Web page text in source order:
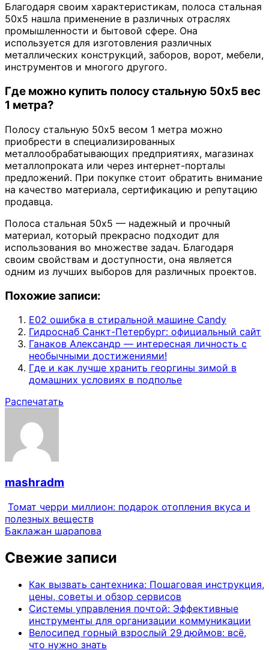
Благодаря своим характеристикам, полоса стальная
50х5 нашла применение в различных отраслях
промышленности и бытовой сфере. Она
используется для изготовления различных
металлических конструкций, заборов, ворот, мебели,
инструментов и многого другого.
Где можно купить полосу стальную 50х5 вес
1 метра?
Полосу стальную 50х5 весом 1 метра можно
приобрести в специализированных
металлообрабатывающих предприятиях, магазинах
металлопроката или через интернет-порталы
предложений. При покупке стоит обратить внимание
на качество материала, сертификацию и репутацию
продавца.
Полоса стальная 50х5 — надежный и прочный
материал, который прекрасно подходит для
использования во множестве задач. Благодаря
своим свойствам и доступности, она является
одним из лучших выборов для различных проектов.
Похожие записи:
Е02 ошибка в стиральной машине Candy
Гидроснаб Санкт-Петербург: официальный сайт
Ганаков Александр — интересная личность с
необычными достижениями!
Где и как лучше хранить георгины зимой в
домашних условиях в подполье
Распечатать
mashradm
Томат черри миллион: подарок отопления вкуса и
полезных веществ
Баклажан шарапова
Свежие записи
Как вызвать сантехника: Пошаговая инструкция,
цены, советы и обзор сервисов
Системы управления почтой: Эффективные
инструменты для организации коммуникации
Велосипед горный взрослый 29 дюймов: всё,
что нужно знать